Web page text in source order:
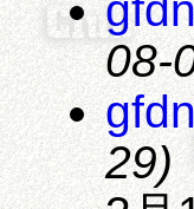
08-
29)